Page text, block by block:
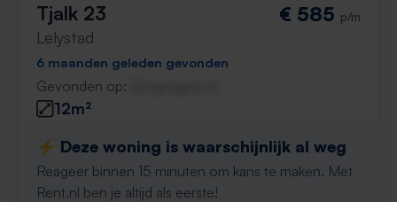
Tjalk 23
Lelystad
€ 585 p/m
6 maanden geleden gevonden
Gevonden op:
12m²
⚡️ Deze woning is waarschijnlijk al weg
Reageer binnen 15 minuten om kans te maken. Met
Rent.nl ben je altijd als eerste!